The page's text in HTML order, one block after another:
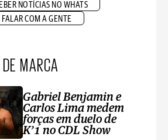
NOTÍCIAS NO WHATS
FALAR COM A GENTE
MARCA
Gabriel Benjamin e
Carlos Lima medem
forças em duelo de
K’1 no CDL Show